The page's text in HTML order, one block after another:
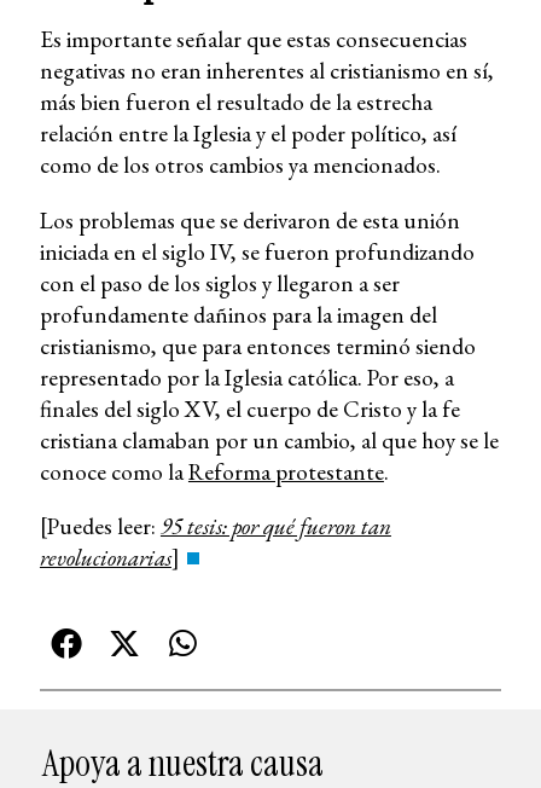
Es importante señalar que estas consecuencias
negativas no eran inherentes al cristianismo en sí,
más bien fueron el resultado de la estrecha
relación entre la Iglesia y el poder político, así
como de los otros cambios ya mencionados.
Los problemas que se derivaron de esta unión
iniciada en el siglo IV, se fueron profundizando
con el paso de los siglos y llegaron a ser
profundamente dañinos para la imagen del
cristianismo, que para entonces terminó siendo
representado por la Iglesia católica. Por eso, a
finales del siglo XV, el cuerpo de Cristo y la fe
cristiana clamaban por un cambio, al que hoy se le
conoce como laReforma protestante.
[Puedes leer: 95 tesis: por qué fueron tan
revolucionarias]
Apoya a nuestra causa